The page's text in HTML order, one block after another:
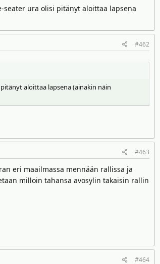
ura olisi pitänyt aloittaa lapsena
#462
aloittaa lapsena (ainakin näin
#463
eri maailmassa mennään rallissa ja
milloin tahansa avosylin takaisin rallin
#464